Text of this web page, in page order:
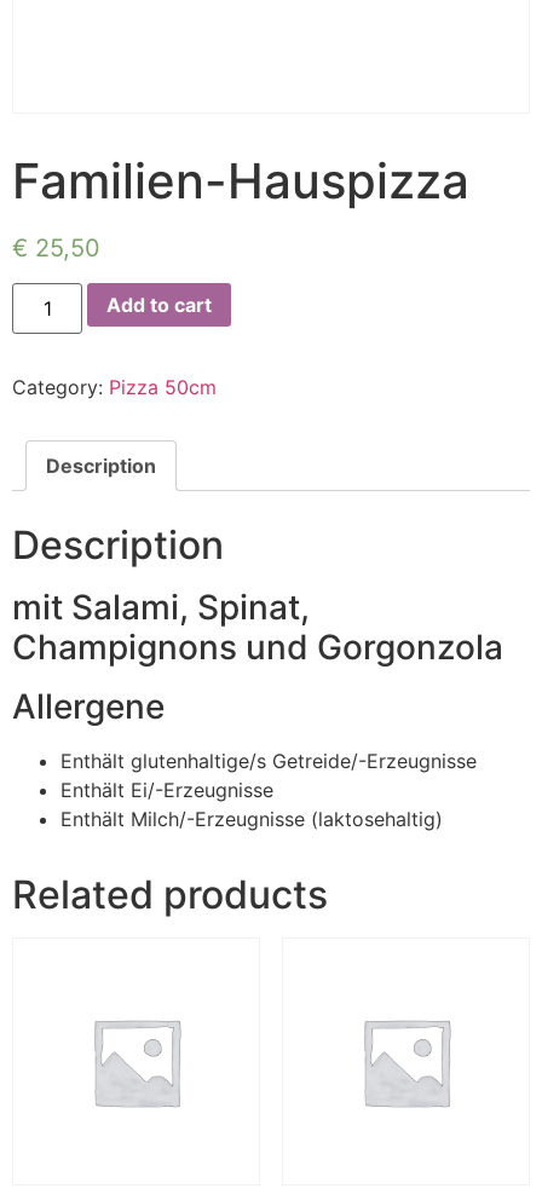
Familien-Hauspizza
€ 25,50
Add to cart
Category: Pizza 50cm
Description
Description
mit Salami, Spinat,
Champignons und Gorgonzola
Allergene
Enthält glutenhaltige/s Getreide/-Erzeugnisse
Enthält Ei/-Erzeugnisse
Enthält Milch/-Erzeugnisse (laktosehaltig)
Related products